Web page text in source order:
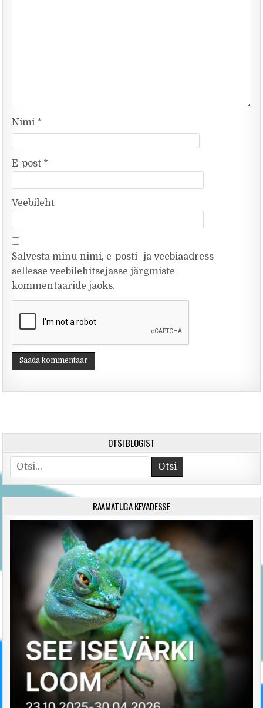
Nimi *
E-post *
Veebileht
Salvesta minu nimi, e-posti- ja veebiaadress
sellesse veebilehitsejasse järgmiste
kommentaaride jaoks.
OTSI BLOGIST
Search for:
RAAMATUGA KEVADESSE